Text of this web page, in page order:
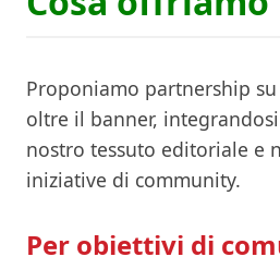
Proponiamo partnership
oltre il banner,
nostro tessuto editoriale e
iniziative di community.
Per obiettivi di